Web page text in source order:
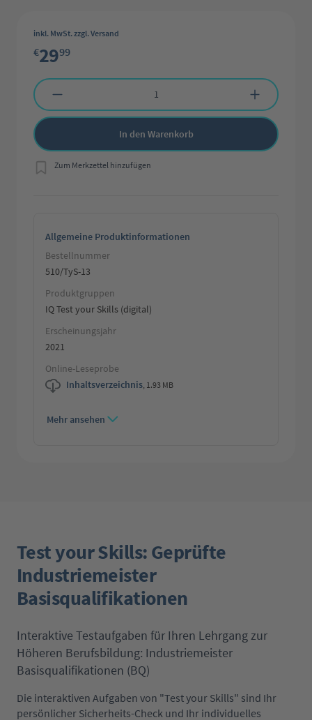
inkl. MwSt. zzgl. Versand
€2999
Produkt Anzahl: Gib den gewünschten Wert ein oder benutze die
In den Warenkorb
Zum Merkzettel hinzufügen
Allgemeine Produktinformationen
Bestellnummer
510/TyS-13
Produktgruppen
IQ Test your Skills (digital)
Erscheinungsjahr
2021
Online-Leseprobe
Inhaltsverzeichnis, 1.93 MB
Mehr ansehen
Test your Skills: Geprüfte
Industriemeister
Basisqualifikationen
Interaktive Testaufgaben für Ihren Lehrgang zur
Höheren Berufsbildung: Industriemeister
Basisqualifikationen (BQ)
Die interaktiven Aufgaben von "Test your Skills" sind Ihr
persönlicher Sicherheits-Check und Ihr individuelles